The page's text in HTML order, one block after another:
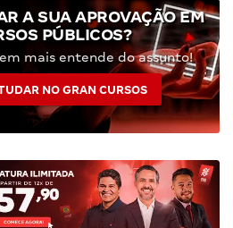
A SUA APROVAÇÃO EM
PÚBLICOS?
mais entende do assunto!
NO GRAN CURSOS